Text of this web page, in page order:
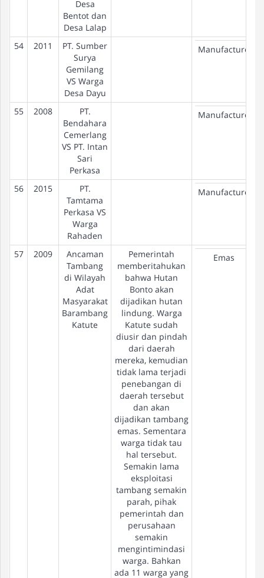
Desa
Bentot dan
Desa Lalap
54 2011
PT. Sumber
Surya
Gemilang
VS Warga
Desa Dayu
Manufacture
55 2008
PT.
Bendahara
Cemerlang
VS PT. Intan
Sari
Perkasa
Manufacture
56 2015
PT.
Tamtama
Perkasa VS
Warga
Rahaden
Manufacture
57 2009
Ancaman
Tambang
di Wilayah
Adat
Masyarakat
Barambang
Katute
Pemerintah
memberitahukan
bahwa Hutan
Bonto akan
dijadikan hutan
lindung. Warga
Katute sudah
diusir dan pindah
dari daerah
mereka, kemudian
tidak lama terjadi
penebangan di
daerah tersebut
dan akan
dijadikan tambang
emas. Sementara
warga tidak tau
hal tersebut.
Semakin lama
eksploitasi
tambang semakin
parah, pihak
pemerintah dan
perusahaan
semakin
mengintimindasi
warga. Bahkan
ada 11 warga yang
Emas